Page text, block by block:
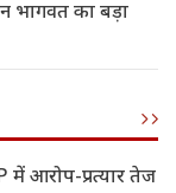
भागवत का बड़ा
में आरोप-प्रत्यार तेज